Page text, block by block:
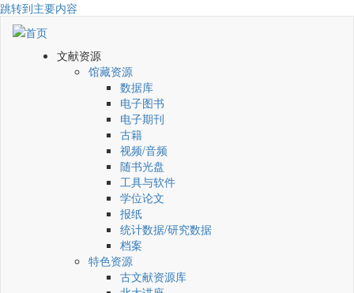
跳转到主要内容
文献资源
馆藏资源
数据库
电子图书
电子期刊
古籍
视频/音频
随书光盘
工具与软件
学位论文
报纸
统计数据/研究数据
档案
特色资源
古文献资源库